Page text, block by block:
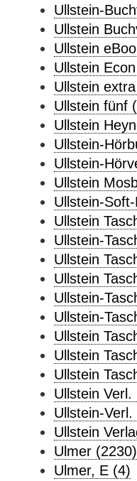
Ullstein-
Ullstein
Ullstein
Ullstein
Ullstein
Ullstein fünf
Ullstein
Ullstein-
Ullstein-
Ullstein
Ullstein-
Ullstein
Ullstein-
Ullstein
Ullstein
Ullstein-
Ullstein-
Ullstein
Ullstein
Ullstein
Ullstein Verl.
Ullstein-Verl.
Ullstein
Ulmer (2230)
Ulmer, E (4)